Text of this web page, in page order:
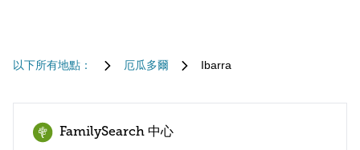
以下所有地點： 厄瓜多爾 Ibarra
FamilySearch 中心